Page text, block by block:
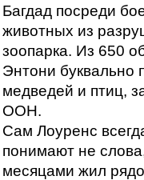
Багдад посреди
животных из
зоопарка. Из 650
Энтони буквально
медведей и птиц,
ООН.
Сам Лоуренс
понимают не
месяцами жил